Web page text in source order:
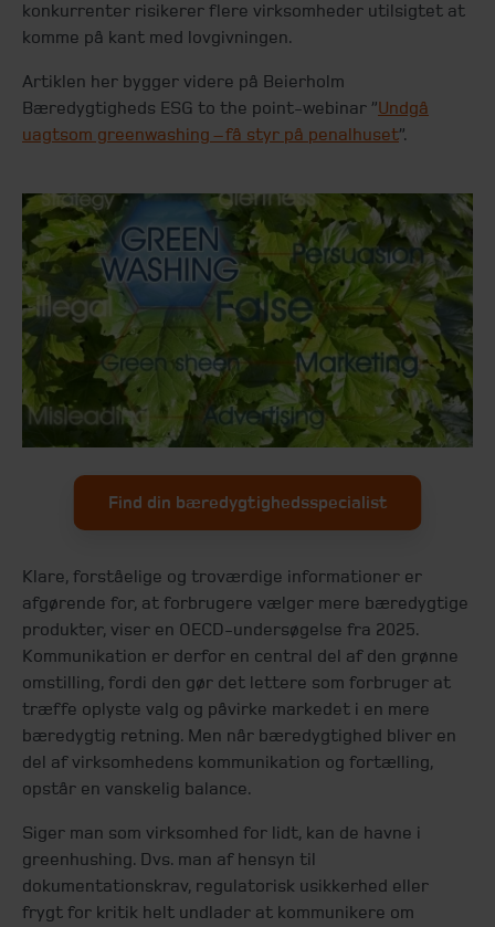
konkurrenter risikerer flere virksomheder utilsigtet at
komme på kant med lovgivningen.
Artiklen her bygger videre på Beierholm
Bæredygtigheds ESG to the point-webinar ”Undgå
uagtsom greenwashing – få styr på penalhuset”.
Find din bæredygtighedsspecialist
Klare, forståelige og troværdige informationer er
afgørende for, at forbrugere vælger mere bæredygtige
produkter, viser en OECD-undersøgelse fra 2025.
Kommunikation er derfor en central del af den grønne
omstilling, fordi den gør det lettere som forbruger at
træffe oplyste valg og påvirke markedet i en mere
bæredygtig retning. Men når bæredygtighed bliver en
del af virksomhedens kommunikation og fortælling,
opstår en vanskelig balance.
Siger man som virksomhed for lidt, kan de havne i
greenhushing. Dvs. man af hensyn til
dokumentationskrav, regulatorisk usikkerhed eller
frygt for kritik helt undlader at kommunikere om